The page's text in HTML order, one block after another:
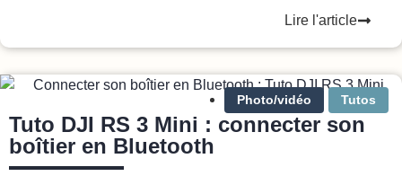
Lire l'article
Photo/vidéo Tutos
Tuto DJI RS 3 Mini : connecter son
boîtier en Bluetooth